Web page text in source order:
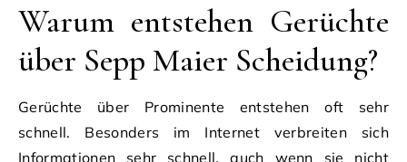
Warum entstehen Gerüchte
über Sepp Maier Scheidung?
Gerüchte über Prominente entstehen oft sehr
schnell. Besonders im Internet verbreiten sich
Informationen sehr schnell, auch wenn sie nicht